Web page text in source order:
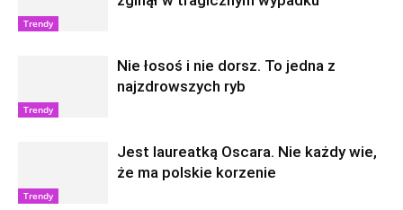
Trendy
Trendy
Nie łosoś i nie dorsz. To jedna z
najzdrowszych ryb
Trendy
Jest laureatką Oscara. Nie każdy wie,
że ma polskie korzenie